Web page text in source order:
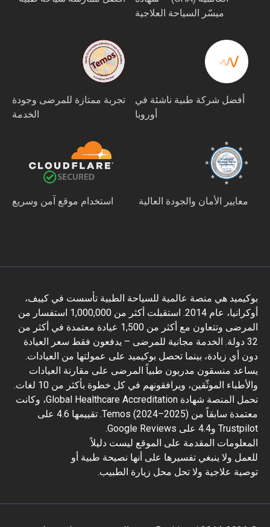
ميسّر السياحة العلاجية
أفضل شركة طبية ناشئة في
أوروبا
تجربة ممتازة للمرضى وجودة
الخدمة
معايير الأمان والجودة العالية استخدام موقع آمن وسريع
بوكيميد هي منصة عالمية للسياحة الطبية تأسست في كييف،
أوكرانيا، عام 2014. استقبلت أكثر من 1,000,000 استفسار من
المرضى وتتعاون مع أكثر من 1,500 عيادة معتمدة في أكثر من
32 دولة. الخدمة مجانية للمرضى – يدفعون فقط سعر العيادة
دون أي زيادة، بينما تحصل بوكيميد على عمولتها من العيادات.
يساعد منسقون مدربون طبياً المرضى على مقارنة العيادات
والأطباء الموثّقين، ويرافقونهم في كل خطوة بأكثر من 10 لغات.
تحمل المنصة شهادة Global Healthcare Accreditation، وكانت
معتمدة سابقاً من Temos (2024–2025). تقييمها 4.6 على
Trustpilot و4.4 على Google Reviews.
المعلومات المقدمة على الموقع ليست دليلاً
للعمل ولا ينبغي تفسيرها على أنها نصيحة طبية أو
توصية علاجية ولا تحل محل زيارة الطبيب.